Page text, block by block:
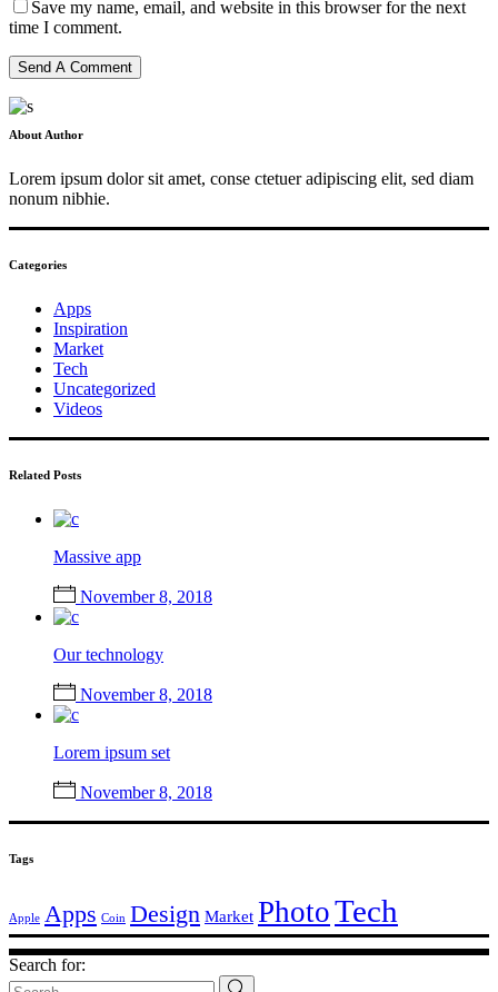
Save my name, email, and website in this browser for the next
time I comment.
Send A Comment
About Author
Lorem ipsum dolor sit amet, conse ctetuer adipiscing elit, sed diam
nonum nibhie.
Categories
Apps
Inspiration
Market
Tech
Uncategorized
Videos
Related Posts
Massive app
November 8, 2018
Our technology
November 8, 2018
Lorem ipsum set
November 8, 2018
Tags
Apple Apps Coin Design Market PhotoTech
Search for: